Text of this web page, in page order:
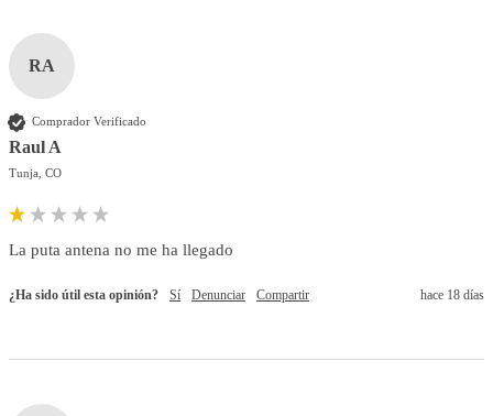
RA
Comprador Verificado
Raul A
Tunja, CO
La puta antena no me ha llegado
¿Ha sido útil esta opinión? Sí Denunciar Compartir hace 18 días